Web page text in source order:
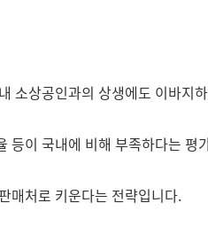
소상공인과의 상생에도 이바지
등이 국내에 비해 부족하다는 평
매처로 키운다는 전략입니다.